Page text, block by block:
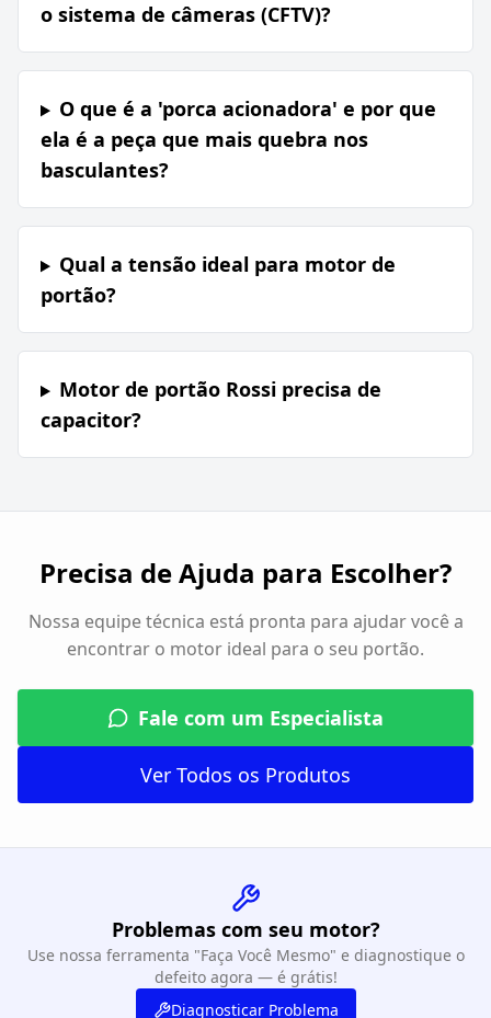
o sistema de câmeras (CFTV)?
O que é a 'porca acionadora' e por que
ela é a peça que mais quebra nos
basculantes?
Qual a tensão ideal para motor de
portão?
Motor de portão Rossi precisa de
capacitor?
Precisa de Ajuda para Escolher?
Nossa equipe técnica está pronta para ajudar você a
encontrar o motor ideal para o seu portão.
Fale com um Especialista
Ver Todos os Produtos
Problemas com seu motor?
Use nossa ferramenta "Faça Você Mesmo" e diagnostique o
defeito agora — é grátis!
Diagnosticar Problema